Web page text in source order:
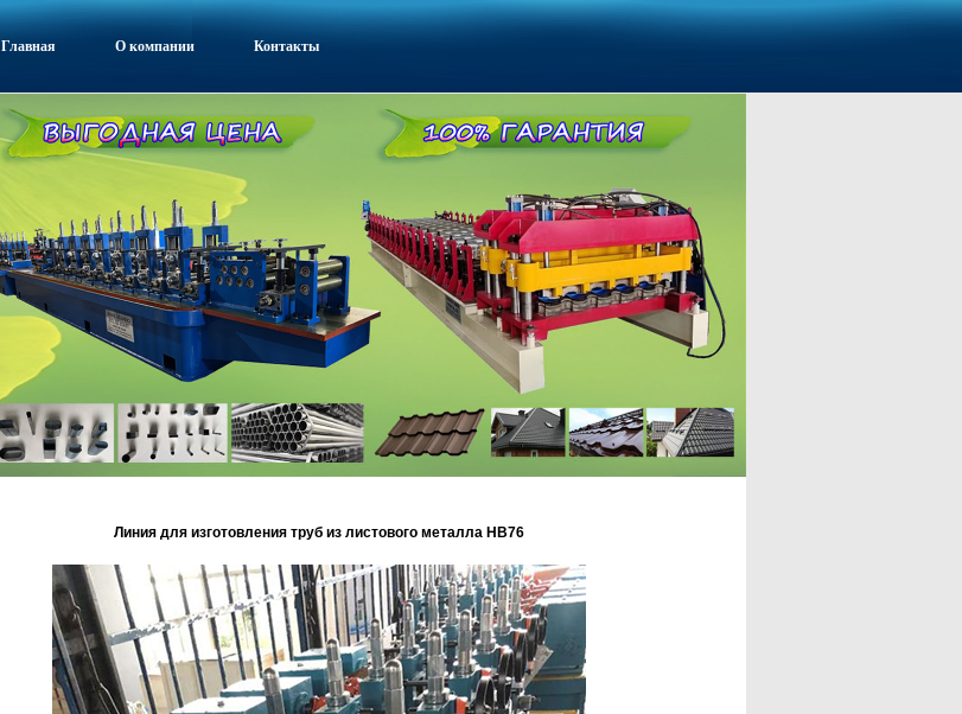
Главная О компании Контакты
Линия для изготовления труб из листового металла HB76